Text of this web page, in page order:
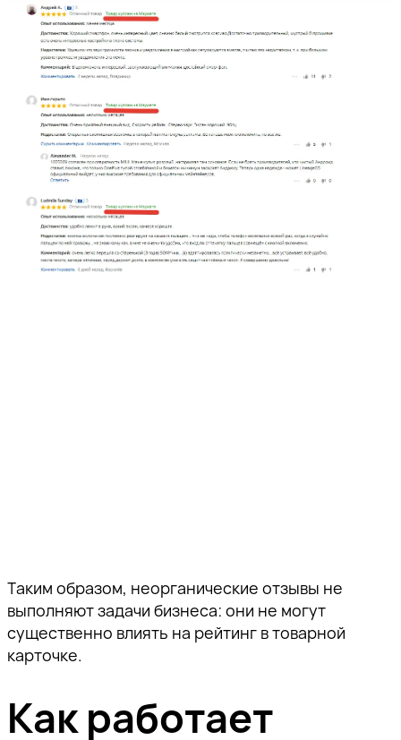
Таким образом, неорганические отзывы не
выполняют задачи бизнеса: они не могут
существенно влиять на рейтинг в товарной
карточке.
Как работает
Мы отправили вам
проверочное письмо —
Мы отправили вам
проверочное письмо —
Наш специалист свяжется с вами в
ближайшее время.
информацию о продвижении
Мы отправили вам
проверочное письмо —